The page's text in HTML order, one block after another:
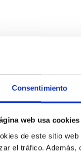
Consentimiento
web usa cookies
de este sitio
el tráfico. Además,
AL
258